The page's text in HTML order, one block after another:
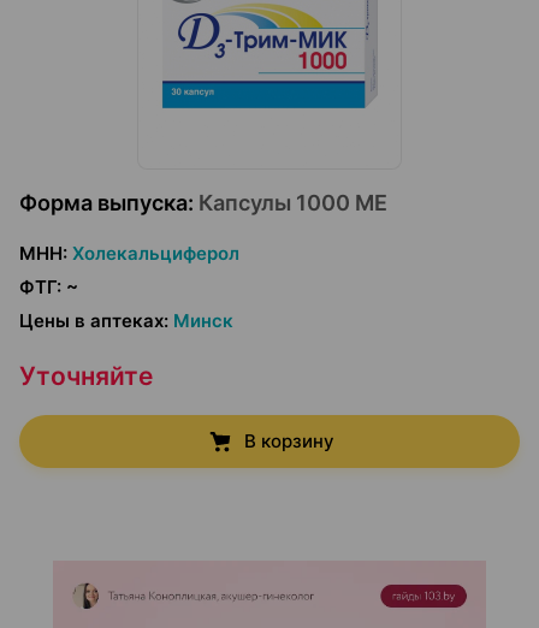
Форма выпуска: Капсулы 1000 МЕ
МНН: Холекальциферол
ФТГ: ~
Цены в аптеках: Минск
Уточняйте
В корзину